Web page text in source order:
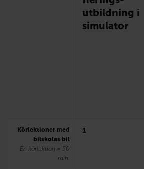
utbildning i
simulator
Körlektioner med
bilskolas bil
En körlektion = 50
min.
1